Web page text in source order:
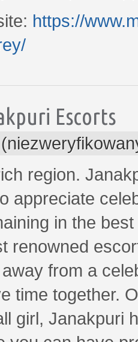
https://
Escorts
region.
appreciate
in the
renowned
from a
time together.
girl, Janakpuri